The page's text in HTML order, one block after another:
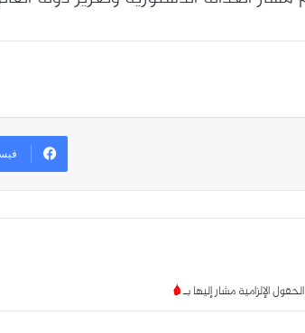
الحقول الإلزامية مشار إليها بـ*